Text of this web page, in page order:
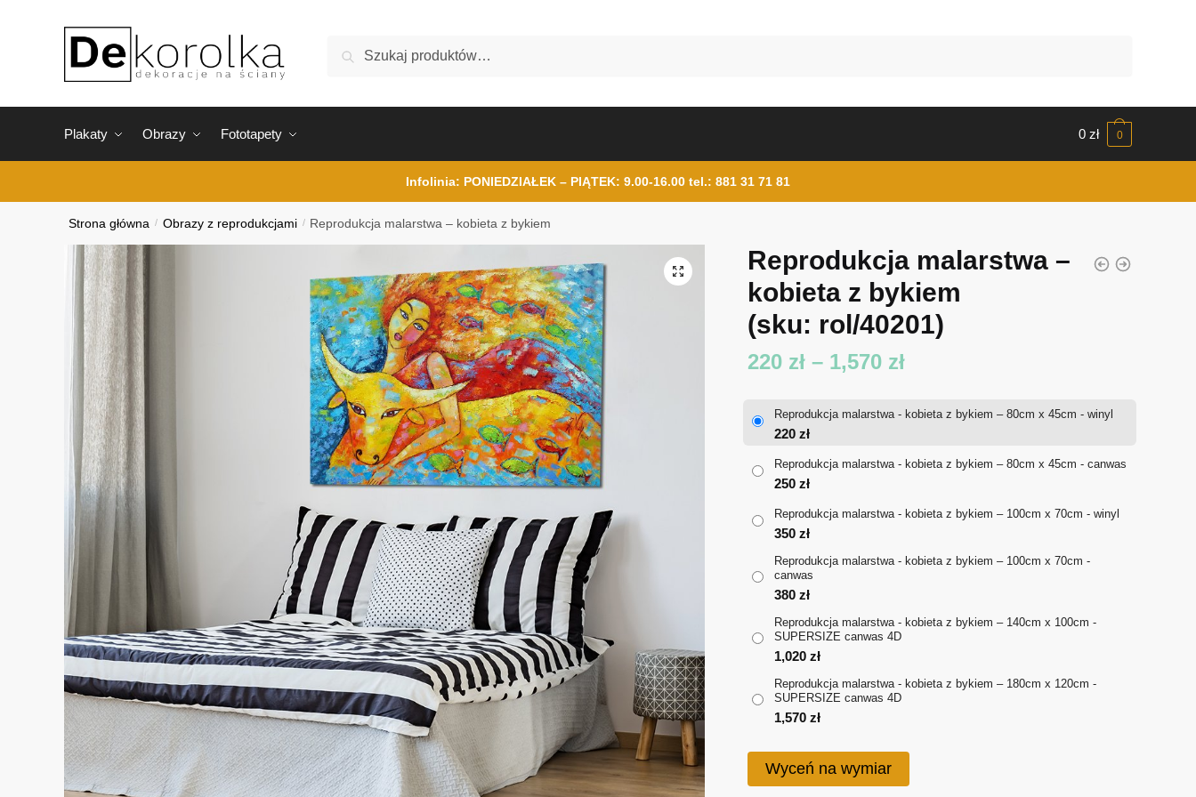
Szukaj
Plakaty Obrazy Fototapety 0 zł 0
Infolinia: PONIEDZIAŁEK – PIĄTEK: 9.00-16.00 tel.: 881 31 71 81
Strona główna / Obrazy z reprodukcjami / Reprodukcja malarstwa – kobieta z bykiem
Reprodukcja malarstwa –
kobieta z bykiem
(sku: rol/40201)
220 zł – 1,570 złZakres
220 zł
Reprodukcja malarstwa - kobieta z bykiem – 80cm x 45cm - winyl
220 zł
Reprodukcja malarstwa - kobieta z bykiem – 80cm x 45cm - canwas
250 zł
Reprodukcja malarstwa - kobieta z bykiem – 100cm x 70cm - winyl
350 zł
Reprodukcja malarstwa - kobieta z bykiem – 100cm x 70cm -
canwas
380 zł
Reprodukcja malarstwa - kobieta z bykiem – 140cm x 100cm -
SUPERSIZE canwas 4D
1,020 zł
Reprodukcja malarstwa - kobieta z bykiem – 180cm x 120cm -
SUPERSIZE canwas 4D
1,570 zł
Wyceń na wymiar